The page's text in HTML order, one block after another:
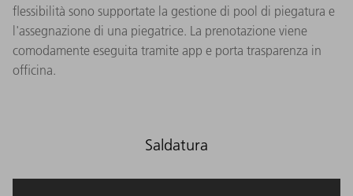
flessibilità sono supportate la gestione di pool di piegatura e
l'assegnazione di una piegatrice. La prenotazione viene
comodamente eseguita tramite app e porta trasparenza in
officina.
Saldatura